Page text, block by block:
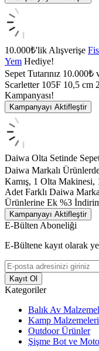
10.000₺'lik Alışverişe
Yem Hediye!
Sepet Tutarınız
Scarletter 105F 10,5 cm
Kampanyası!
Kampanyayı Aktifleştir
Daiwa Olta Setinde
Daiwa Markalı
Kamış, 1 Olta Makinesi,
Adet Farklı Daiwa
Ürünlerine Ek %3
Kampanyayı Aktifleştir
E-Bülten Aboneliği
E-Bültene kayıt olarak
Kayıt Ol
Kategoriler
Balık Av
Kamp Malzemeleri
Outdoor Ürünler
Şişme Bot ve